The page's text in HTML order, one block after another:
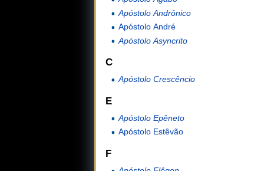
Apóstolo Andrônico
Apóstolo André
Apóstolo Asyncrito
C
Apóstolo Crescêncio
E
Apóstolo Epêneto
Apóstolo Estêvão
F